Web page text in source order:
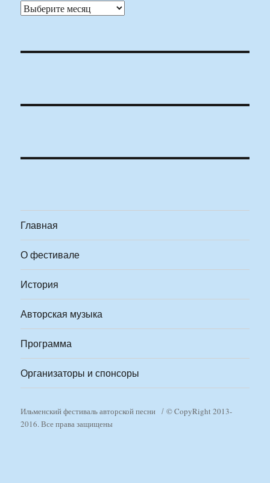
Архивы
Главная
О фестивале
История
Авторская музыка
Программа
Организаторы и спонсоры
Ильменский фестиваль авторской песни
© CopyRight 2013-
2016. Все права защищены